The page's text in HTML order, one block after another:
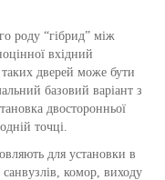
роду “гібрид” між
вхідний
дверей може бути
базовий варіант з
двосторонньої
точці.
для установки в
комор, виходу